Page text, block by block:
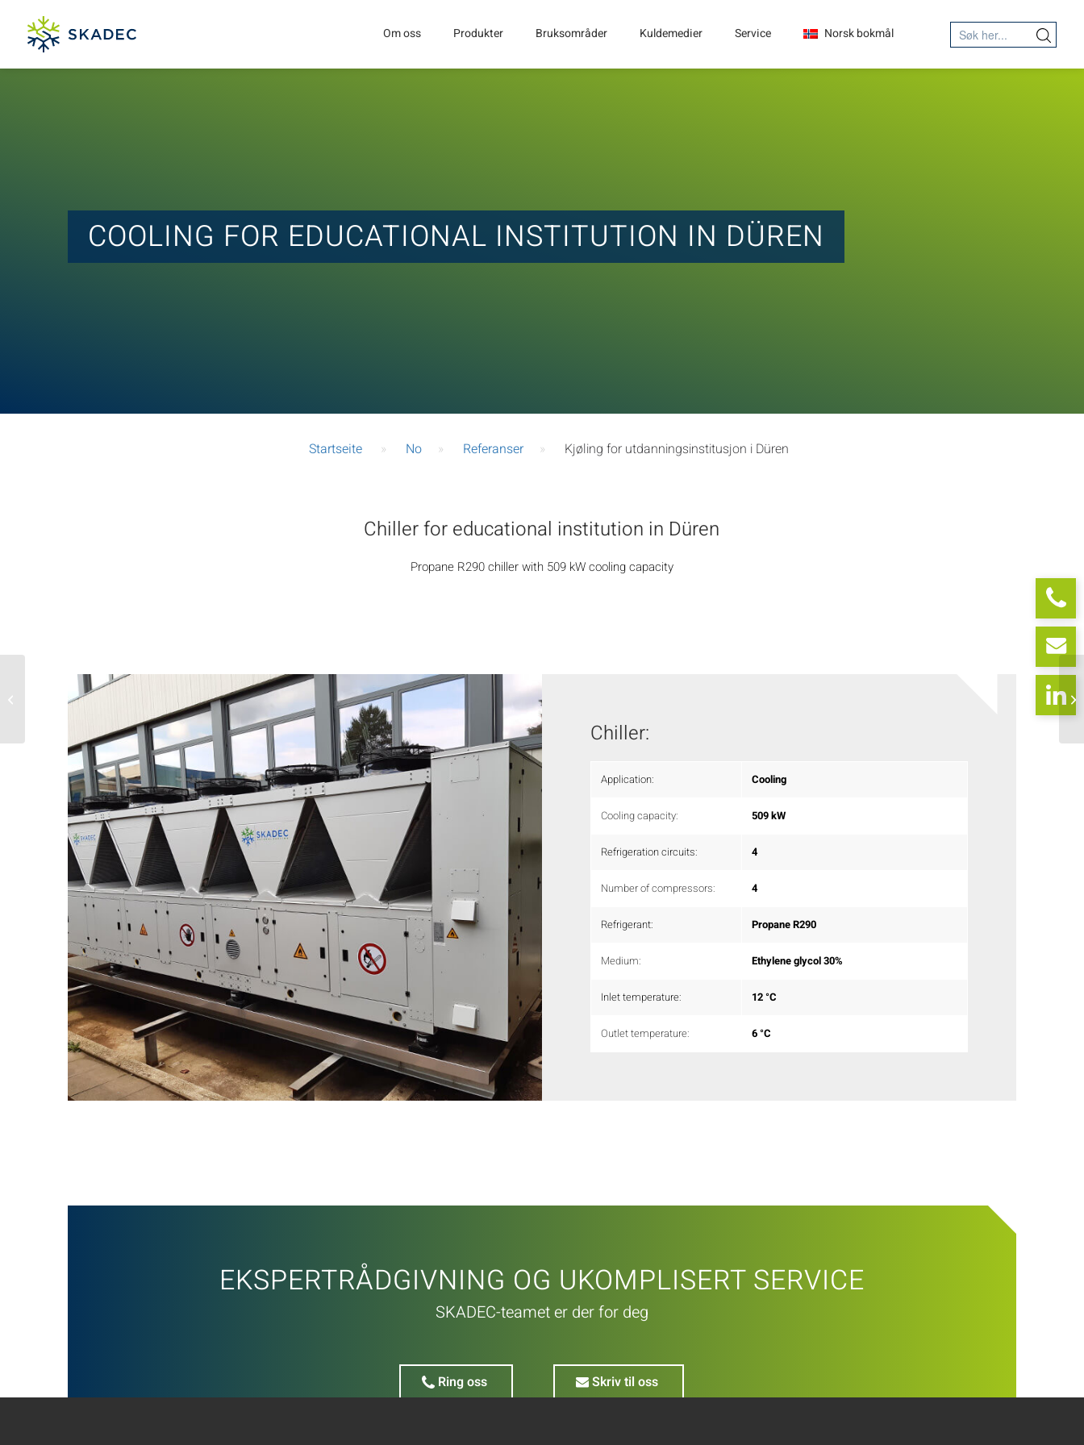
Om oss Produkter Bruksområder Kuldemedier Service Norsk bokmål Search
for: Search Button
COOLING FOR EDUCATIONAL INSTITUTION IN DÜREN
Startseite » No » Referanser » Kjøling for utdanningsinstitusjon i Düren
Chiller for educational institution in Düren
Propane R290 chiller with 509 kW cooling capacity
Chiller:
Application: Cooling
Cooling capacity: 509 kW
Refrigeration circuits: 4
Number of compressors: 4
Refrigerant: Propane R290
Medium: Ethylene glycol 30%
Inlet temperature: 12 °C
Outlet temperature: 6 °C
EKSPERTRÅDGIVNING OG UKOMPLISERT SERVICE
SKADEC-teamet er der for deg
Ring oss Skriv til oss
Kjølemaskin hos
fruktbonde i Jork